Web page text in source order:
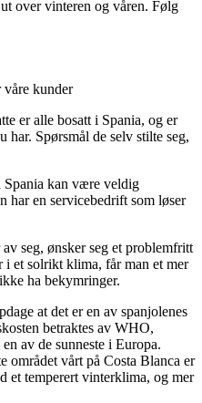
over vinteren og våren. Følg
kunder
er alle bosatt i Spania, og er
har. Spørsmål de selv stilte seg,
kan være veldig
har en servicebedrift som løser
seg, ønsker seg et problemfritt
et solrikt klima, får man et mer
ha bekymringer.
at det er en av spanjolenes
betraktes av WHO,
av de sunneste i Europa.
området vårt på Costa Blanca er
et temperert vinterklima, og mer